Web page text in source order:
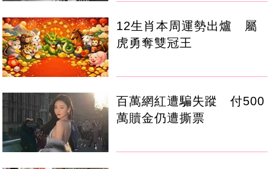
12生肖本周運勢出爐 屬
虎勇奪雙冠王
百萬網紅遭騙失蹤 付500
萬贖金仍遭撕票